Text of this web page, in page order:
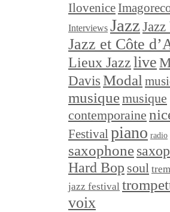
Ilovenice
Interviews Jazz
Jazz et Côte
Lieux Jazzlive
Davis Modal
musiquemusique
contemporaine
Festivalpiano radio
saxophone
Hard Bop soul
jazz festival
voix